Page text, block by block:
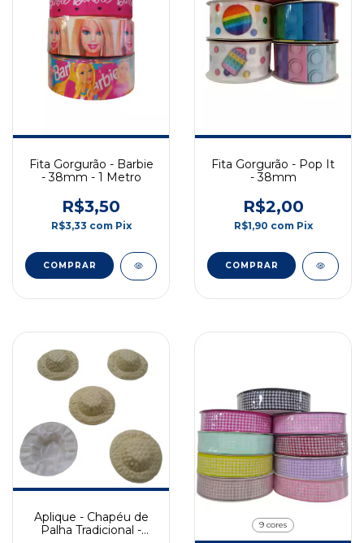
Fita Gorgurão - Barbie
- 38mm - 1 Metro
R$3,50
R$3,33 com Pix
COMPRAR
Fita Gorgurão - Pop It
- 38mm
R$2,00
R$1,90 com Pix
COMPRAR
Aplique - Chapéu de
Palha Tradicional -
9 cores